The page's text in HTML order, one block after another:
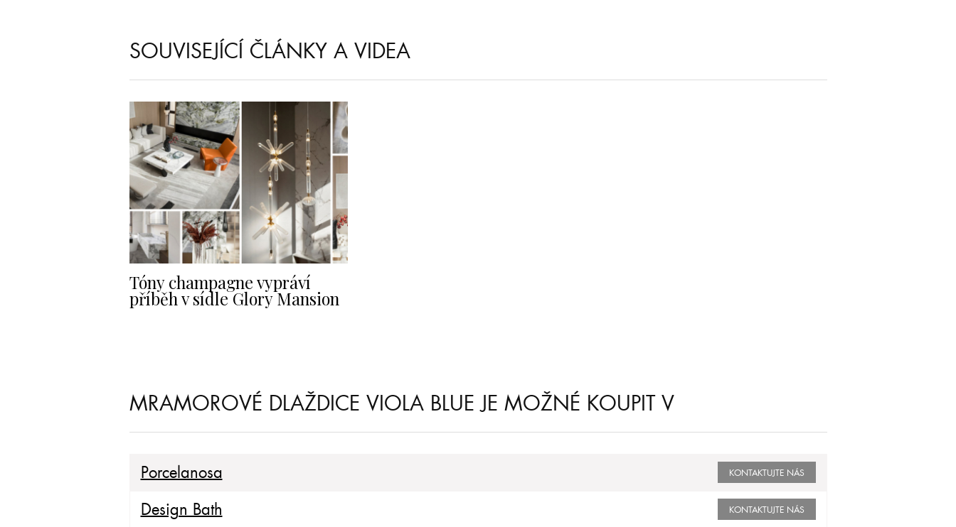
SOUVISEJÍCÍ ČLÁNKY A VIDEA
Tóny champagne vypráví
příběh v sídle Glory Mansion
MRAMOROVÉ DLAŽDICE VIOLA BLUE JE MOŽNÉ KOUPIT V
Porcelanosa KONTAKTUJTE NÁS
Design Bath KONTAKTUJTE NÁS